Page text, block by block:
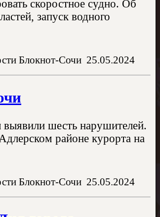
скоростное судно. Об
запуск водного
Блокнот-Сочи 25.05.2024
шесть нарушителей.
районе курорта на
Блокнот-Сочи 25.05.2024